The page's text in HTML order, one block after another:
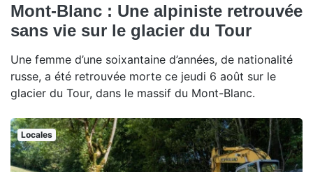
Mont-Blanc : Une alpiniste retrouvée
sans vie sur le glacier du Tour
Une femme d’une soixantaine d’années, de nationalité
russe, a été retrouvée morte ce jeudi 6 août sur le
glacier du Tour, dans le massif du Mont-Blanc.
Locales